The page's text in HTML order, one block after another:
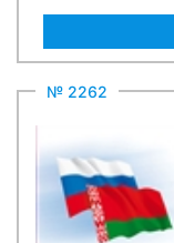
№ 2262